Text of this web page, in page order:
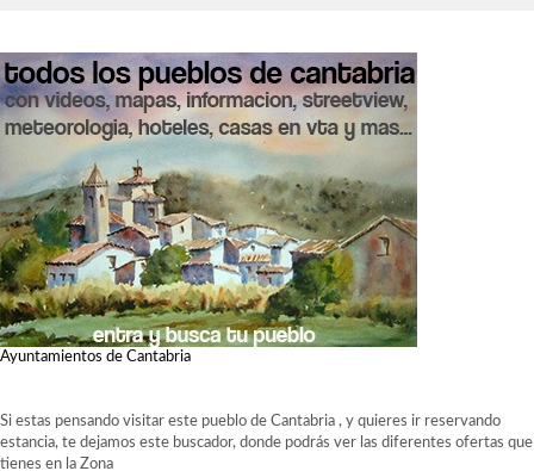
Ayuntamientos de Cantabria
Si estas pensando visitar este pueblo de Cantabria , y quieres ir reservando
estancia, te dejamos este buscador, donde podrás ver las diferentes ofertas que
tienes en la Zona